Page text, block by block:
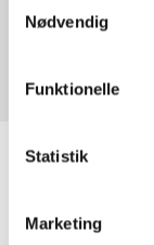
Nødvendig
Funktionelle
Statistik
Marketing
Fra
Artikler